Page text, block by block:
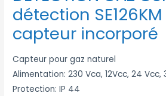
détection
capteur incorporé
Capteur pour gaz naturel
Alimentation: 230 Vca, 12Vcc, 24 Vcc,
Protection: IP 44